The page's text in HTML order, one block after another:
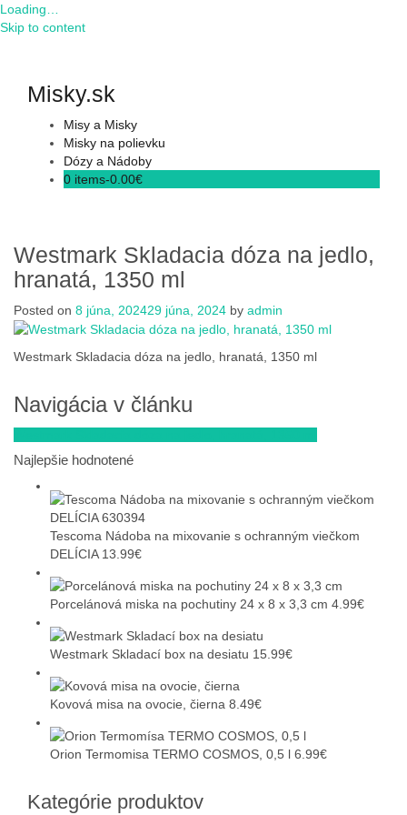
Loading…
Skip to content
Misky.sk
Misy a Misky
Misky na polievku
Dózy a Nádoby
0 items-0.00€
Westmark Skladacia dóza na jedlo,
hranatá, 1350 ml
Posted on 8 júna, 202429 júna, 2024 by admin
Westmark Skladacia dóza na jedlo, hranatá, 1350 ml
Navigácia v článku
Najlepšie hodnotené
Tescoma Nádoba na mixovanie s ochranným viečkom
DELÍCIA 13.99€
Porcelánová miska na pochutiny 24 x 8 x 3,3 cm 4.99€
Westmark Skladací box na desiatu 15.99€
Kovová misa na ovocie, čierna 8.49€
Orion Termomisa TERMO COSMOS, 0,5 l 6.99€
Kategórie produktov